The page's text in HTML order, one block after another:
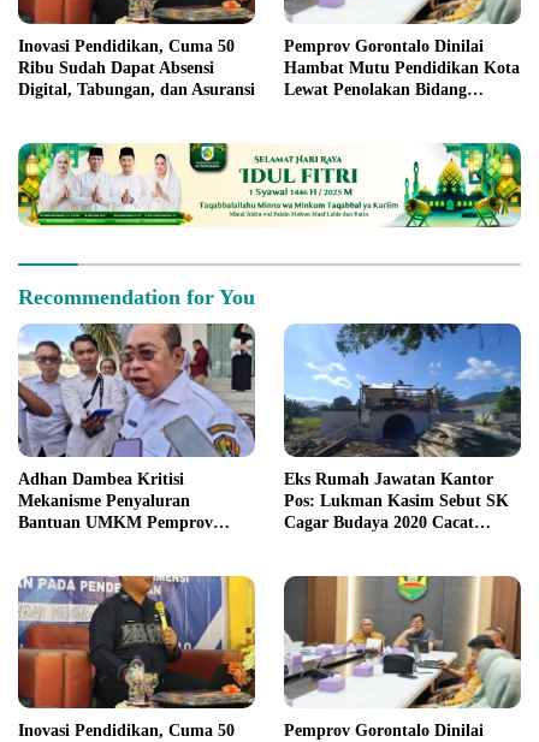
Inovasi Pendidikan, Cuma 50
Ribu Sudah Dapat Absensi
Digital, Tabungan, dan Asuransi
Pemprov Gorontalo Dinilai
Hambat Mutu Pendidikan Kota
Lewat Penolakan Bidang
Recommendation for You
Adhan Dambea Kritisi
Mekanisme Penyaluran
Bantuan UMKM Pemprov
Eks Rumah Jawatan Kantor
Pos: Lukman Kasim Sebut SK
Cagar Budaya 2020 Cacat
Inovasi Pendidikan, Cuma 50
Pemprov Gorontalo Dinilai